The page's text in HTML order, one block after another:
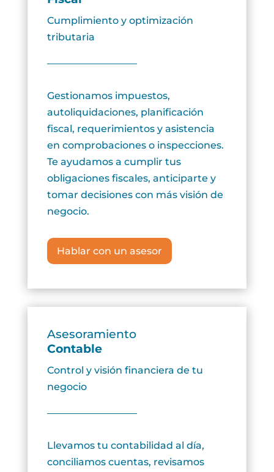
Cumplimiento y optimización
tributaria
Gestionamos impuestos,
autoliquidaciones, planificación
fiscal, requerimientos y asistencia
en comprobaciones o inspecciones.
Te ayudamos a cumplir tus
obligaciones fiscales, anticiparte y
tomar decisiones con más visión de
negocio.
Hablar con un asesor
Asesoramiento
Contable
Control y visión financiera de tu
negocio
Llevamos tu contabilidad al día,
conciliamos cuentas, revisamos